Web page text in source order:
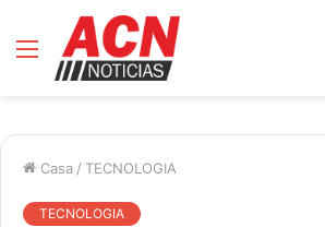
Menú
Casa / TECNOLOGIA
TECNOLOGIA